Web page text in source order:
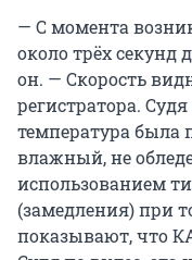
— С момента
около трёх
он. — Скорость
регистратора.
температура была
влажный, не
использованием
(замедления) при
показывают, что